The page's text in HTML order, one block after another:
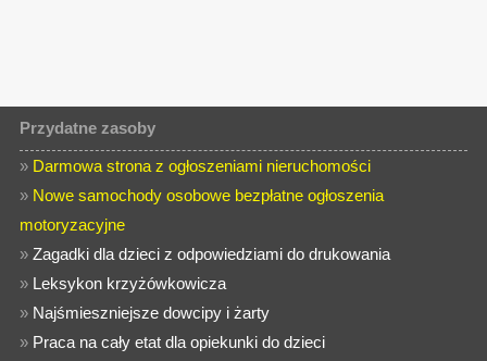
Przydatne zasoby
» Darmowa strona z ogłoszeniami nieruchomości
» Nowe samochody osobowe bezpłatne ogłoszenia
motoryzacyjne
»Zagadki dla dzieci z odpowiedziami do drukowania
» Leksykon krzyżówkowicza
» Najśmieszniejsze dowcipy i żarty
» Praca na cały etat dla opiekunki do dzieci